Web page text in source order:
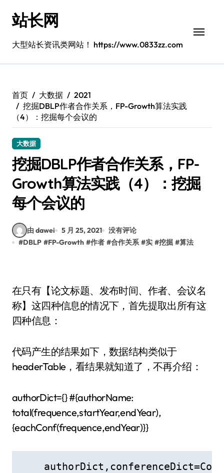
站长网
大型站长资讯类网站！ https://www.0833zz.com
首页 大数据
2021
挖掘DBLP作者合作关系，FP-Growth算法实践
（4）：挖掘每个会议的
大数据
挖掘DBLP作者合作关系，FP-
Growth算法实践（4）：挖掘
每个会议的
由 dawei 5 月 25, 2021
没有评论
#DBLP #FP-Growth #作者 #合作关系 #实 #挖掘 #算法
在只有【论文标题、发布时间、作者、会议名
称】这四种信息的情况下，首先提取出所有这
四种信息：
代码产生的结果如下，数据结构类似于
headerTable，看结果就知道了，不再介绍：
authorDict={} #{authorName:
total(frequence,startYear,endYear),
{eachConf(frequence,endYear)}}